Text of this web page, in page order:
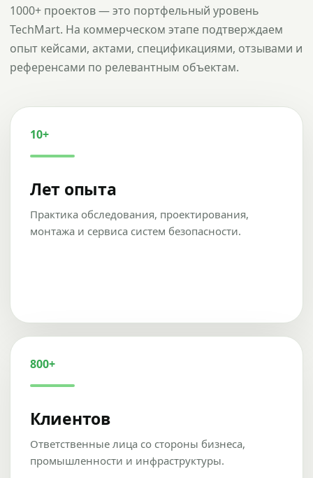
1000+ проектов — это портфельный уровень
TechMart. На коммерческом этапе подтверждаем
опыт кейсами, актами, спецификациями, отзывами и
референсами по релевантным объектам.
10+
Лет опыта
Практика обследования, проектирования,
монтажа и сервиса систем безопасности.
800+
Клиентов
Ответственные лица со стороны бизнеса,
промышленности и инфраструктуры.